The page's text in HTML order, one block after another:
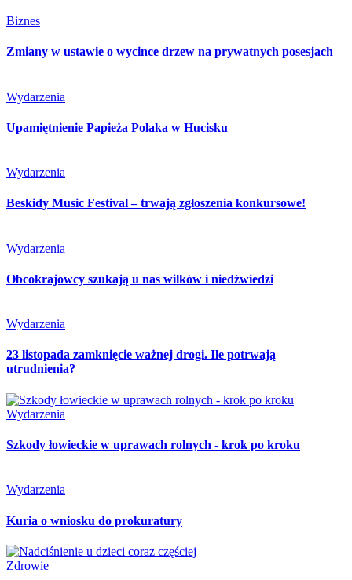
Biznes
Zmiany w ustawie o wycince drzew na prywatnych posesjach
Wydarzenia
Upamiętnienie Papieża Polaka w Hucisku
Wydarzenia
Beskidy Music Festival – trwają zgłoszenia konkursowe!
Wydarzenia
Obcokrajowcy szukają u nas wilków i niedźwiedzi
Wydarzenia
23 listopada zamknięcie ważnej drogi. Ile potrwają
utrudnienia?
Wydarzenia
Szkody łowieckie w uprawach rolnych - krok po kroku
Wydarzenia
Kuria o wniosku do prokuratury
Zdrowie